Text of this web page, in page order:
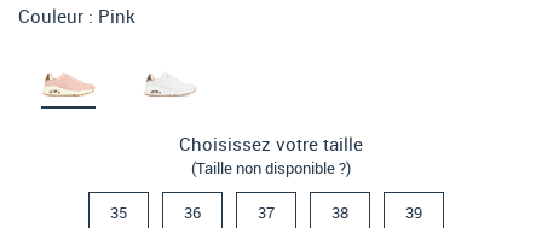
Couleur : Pink
Choisissez votre taille
(Taille non disponible ?)
35 36 37 38 39